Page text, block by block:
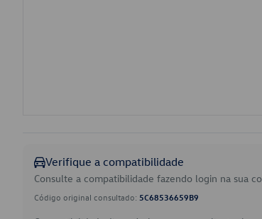
Verifique a compatibilidade
Consulte a compatibilidade fazendo login na sua
Código original consultado: 5C68536659B9